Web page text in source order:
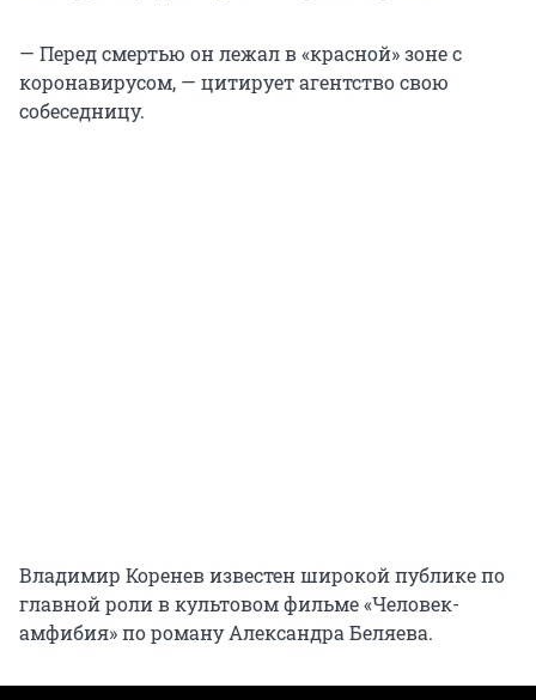
— Перед смертью он лежал в «красной» зоне с
коронавирусом, — цитирует агентство свою
собеседницу.
Владимир Коренев известен широкой публике по
главной роли в культовом фильме «Человек-
амфибия» по роману Александра Беляева.